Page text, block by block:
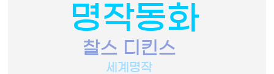
명작동화
찰스 디킨스
세계명작